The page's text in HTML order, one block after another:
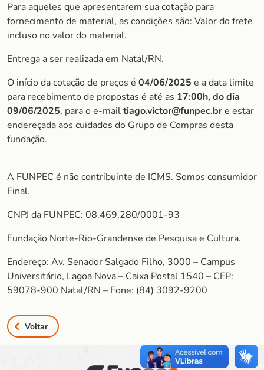
Para aqueles que apresentarem sua cotação para
fornecimento de material, as condições são: Valor do frete
incluso no valor do material.
Entrega a ser realizada em Natal/RN.
O início da cotação de preços é 04/06/2025 e a data limite
para recebimento de propostas é até as 17:00h, do dia
09/06/2025, para o e-mailtiago.victor@funpec.bre estar
endereçada aos cuidados do Grupo de Compras desta
fundação.
A FUNPEC é não contribuinte de ICMS. Somos consumidor
Final.
CNPJ da FUNPEC: 08.469.280/0001-93
Fundação Norte-Rio-Grandense de Pesquisa e Cultura.
Endereço: Av. Senador Salgado Filho, 3000 – Campus
Universitário, Lagoa Nova – Caixa Postal 1540 – CEP:
59078-900 Natal/RN – Fone: (84) 3092-9200
Voltar